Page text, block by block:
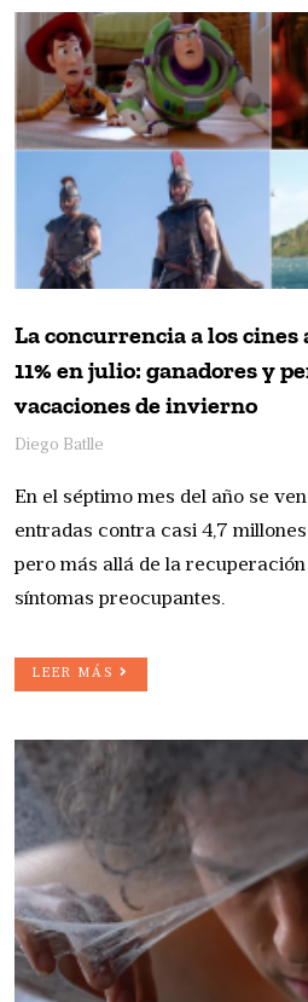
La concurrencia a los
11% en julio: ganadores y
vacaciones de invierno
Diego Batlle
En el séptimo mes del año se
entradas contra casi 4,7
pero más allá de la
síntomas preocupantes.
LEER MÁS